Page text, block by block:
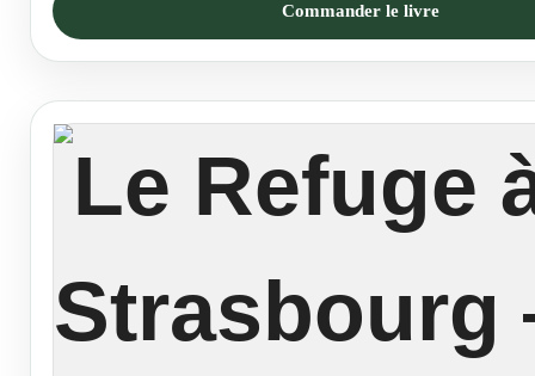
Commander le livre